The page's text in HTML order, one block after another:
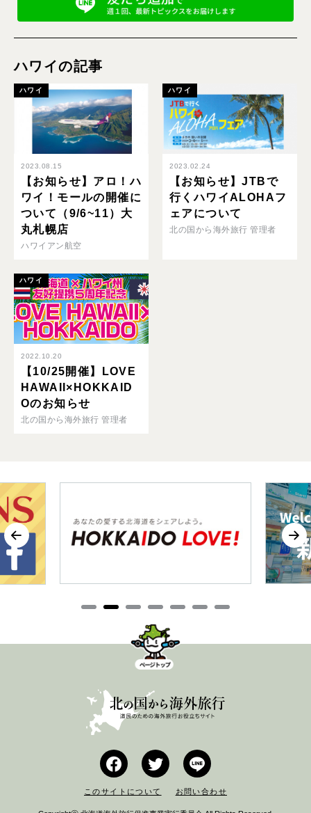
ハワイの記事
ハワイ
2023.08.15
【お知らせ】アロ！ハ
ワイ！モールの開催に
ついて（9/6~11）大
丸札幌店
ハワイアン航空
ハワイ
2023.02.24
【お知らせ】JTBで
行くハワイALOHAフ
ェアについて
北の国から海外旅行 管理者
ハワイ
2022.10.20
【10/25開催】LOVE
HAWAII×HOKKAID
Oのお知らせ
北の国から海外旅行 管理者
このサイトについて お問い合わせ